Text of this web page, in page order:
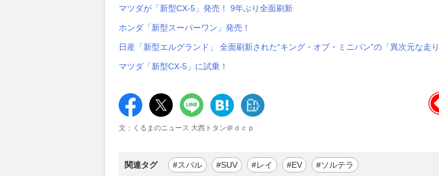
マツダが「新型CX-5」発売！ 9年ぶり全面刷新
ホンダ「新型スーパーワン」発売！
日産「新型エルグランド」 全面刷新された“キング・オブ・ミニバン”の「異次元な走
マツダ「新型CX-5」に試乗！
文：くるまのニュース 大西トタン＠ｄｃｐ
関連タグ #スバル #SUV #レイ #EV #ソルテラ